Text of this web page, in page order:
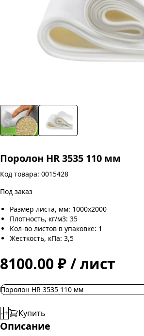
Поролон HR 3535 110 мм
Код товара: 0015428
Под заказ
Размер листа, мм: 1000х2000
Плотность, кг/м3: 35
Кол-во листов в упаковке: 1
Жесткость, кПа: 3,5
8100.00 ₽ / лист
Поролон HR 3535 110 мм
-+ Купить
Описание